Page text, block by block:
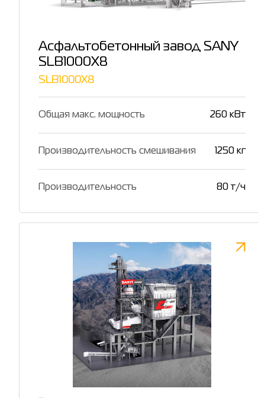
Асфальтобетонный завод SANY
SLB1000X8
SLB1000X8
Общая макс. мощность 260 кВт
Производительность смешивания 1250 кг
Производительность 80 т/ч